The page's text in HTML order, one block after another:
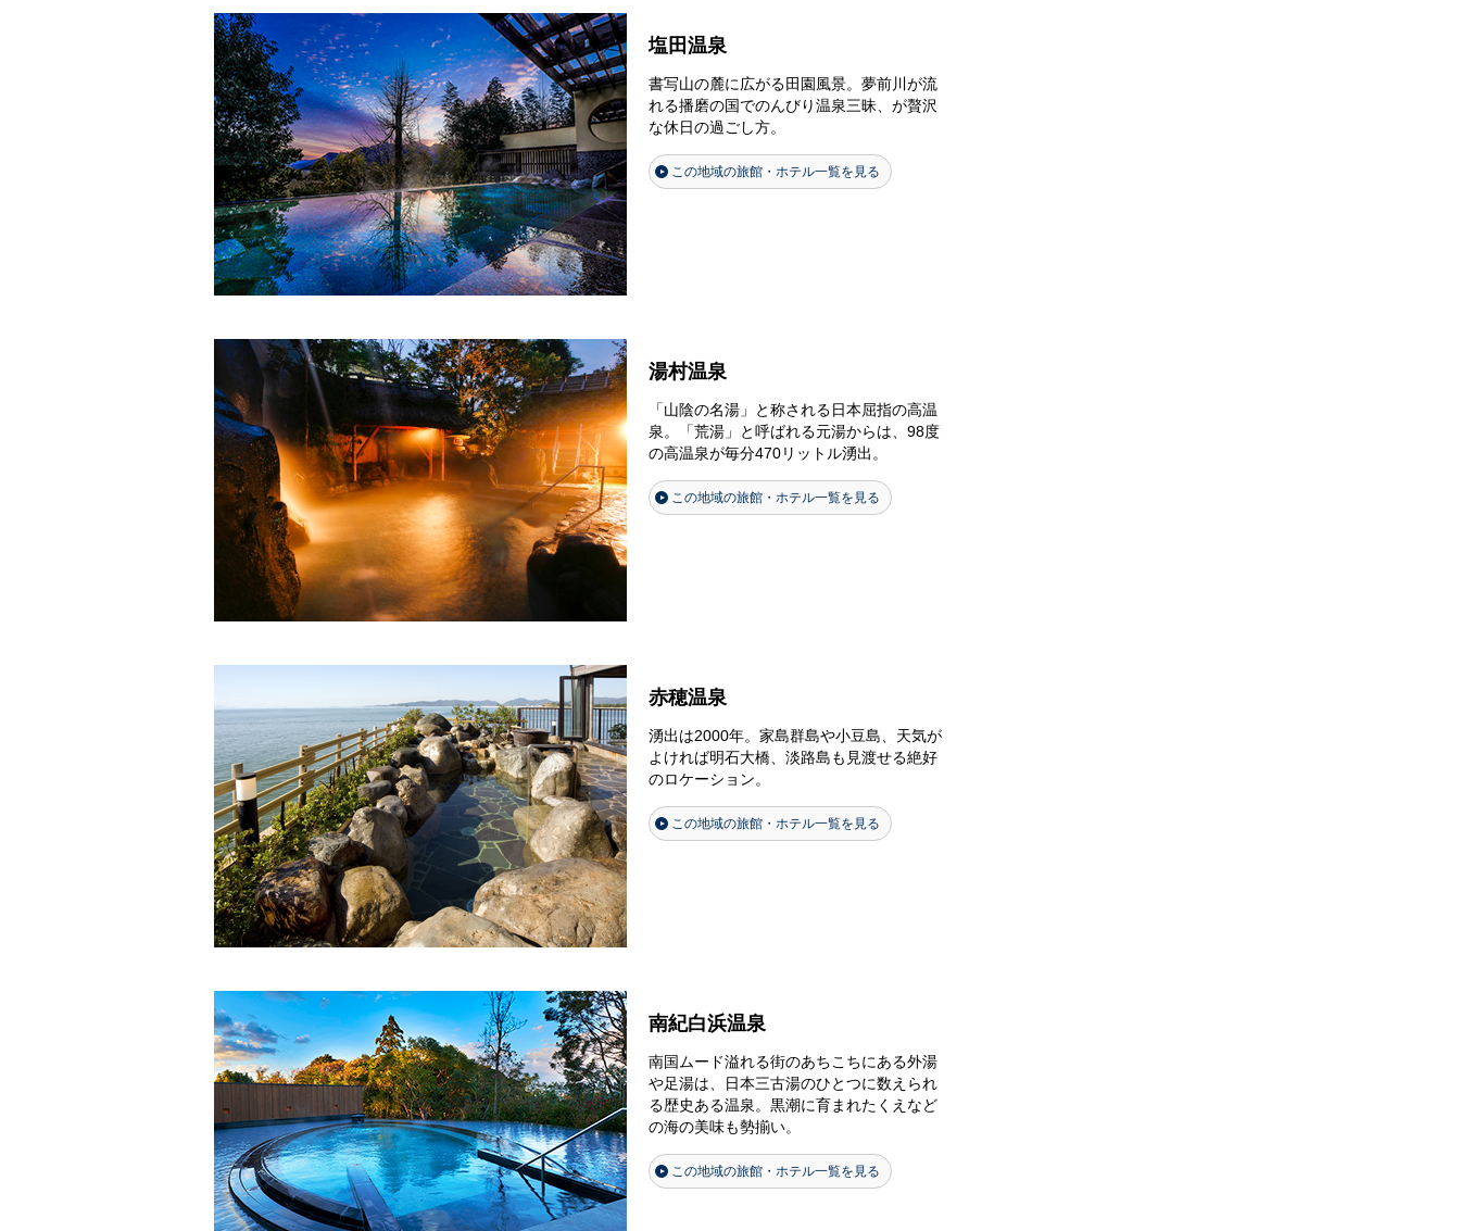
塩田温泉
書写山の麓に広がる田園風景。夢前川が流
れる播磨の国でのんびり温泉三昧、が贅沢
な休日の過ごし方。
この地域の旅館・ホテル一覧を見る
湯村温泉
「山陰の名湯」と称される日本屈指の高温
泉。「荒湯」と呼ばれる元湯からは、98度
の高温泉が毎分470リットル湧出。
この地域の旅館・ホテル一覧を見る
赤穂温泉
湧出は2000年。家島群島や小豆島、天気が
よければ明石大橋、淡路島も見渡せる絶好
のロケーション。
この地域の旅館・ホテル一覧を見る
南紀白浜温泉
南国ムード溢れる街のあちこちにある外湯
や足湯は、日本三古湯のひとつに数えられ
る歴史ある温泉。黒潮に育まれたくえなど
の海の美味も勢揃い。
この地域の旅館・ホテル一覧を見る